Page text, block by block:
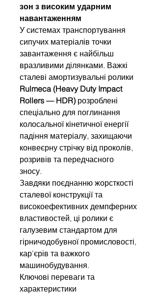
зон з високим ударним
навантаженням
У системах транспортування
сипучих матеріалів точки
завантаження є найбільш
вразливими ділянками. Важкі
сталеві амортизувальні ролики
Rulmeca (Heavy Duty Impact
Rollers — HDR) розроблені
спеціально для поглинання
колосальної кінетичної енергії
падіння матеріалу, захищаючи
конвеєрну стрічку від проколів,
розривів та передчасного
зносу.
Завдяки поєднанню жорсткості
сталевої конструкції та
високоефективних демпферних
властивостей, ці ролики є
галузевим стандартом для
гірничодобувної промисловості,
кар’єрів та важкого
машинобудування.
Ключові переваги та
характеристики